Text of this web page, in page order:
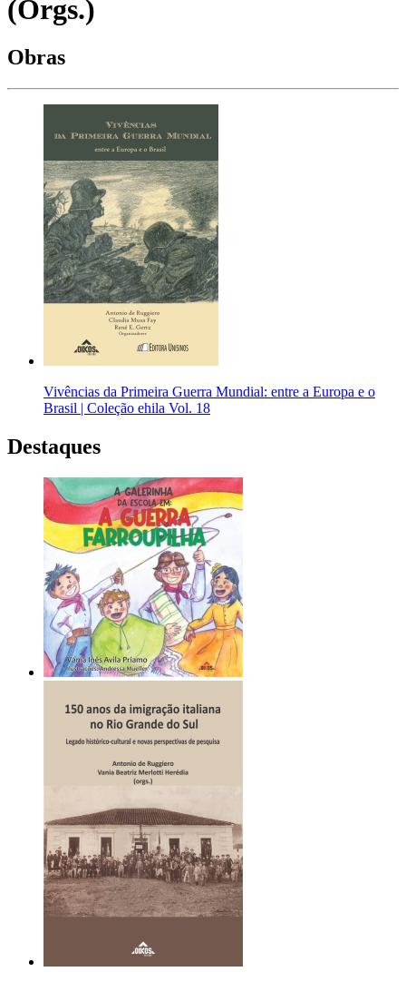
(Orgs.)
Obras
Vivências da Primeira Guerra Mundial: entre a Europa e o
Brasil | Coleção ehila Vol. 18
Destaques